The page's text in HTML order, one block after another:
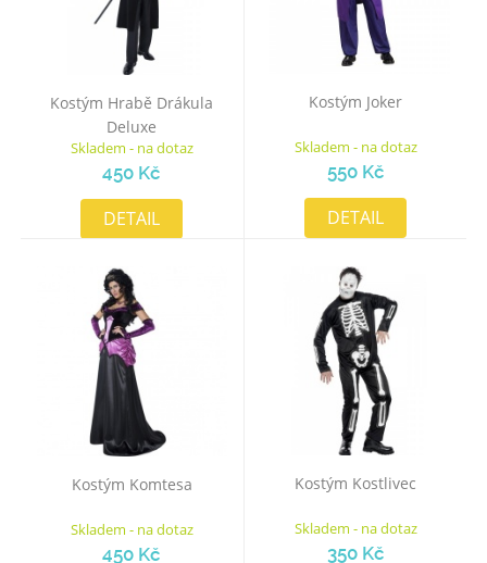
Kostým Hrabě Drákula
Deluxe
Skladem - na dotaz
450 Kč
DETAIL
Kostým Joker
Skladem - na dotaz
550 Kč
DETAIL
Kostým Komtesa
Skladem - na dotaz
450 Kč
Kostým Kostlivec
Skladem - na dotaz
350 Kč